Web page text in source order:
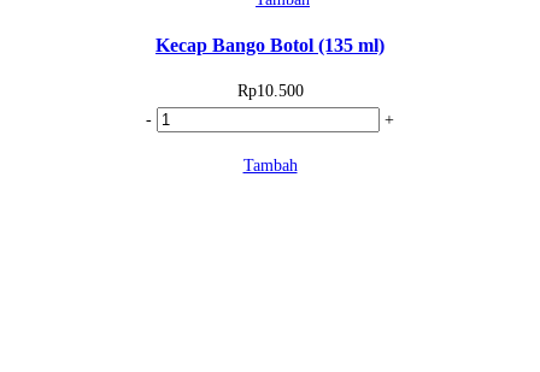
Kecap Bango Botol (135 ml)
Rp10.500
- Kuantitas
+
Tambah